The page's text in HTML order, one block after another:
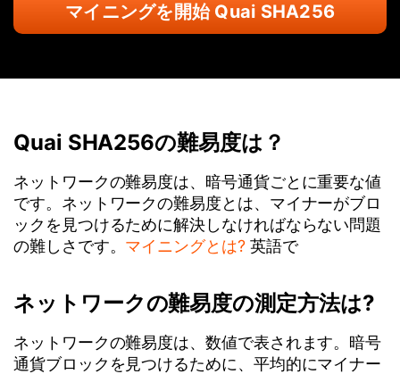
マイニングを開始 Quai SHA256
Quai SHA256の難易度は？
ネットワークの難易度は、暗号通貨ごとに重要な値
です。ネットワークの難易度とは、マイナーがブロ
ックを見つけるために解決しなければならない問題
の難しさです。 マイニングとは?英語で
ネットワークの難易度の測定方法は?
ネットワークの難易度は、数値で表されます。暗号
通貨ブロックを見つけるために、平均的にマイナー